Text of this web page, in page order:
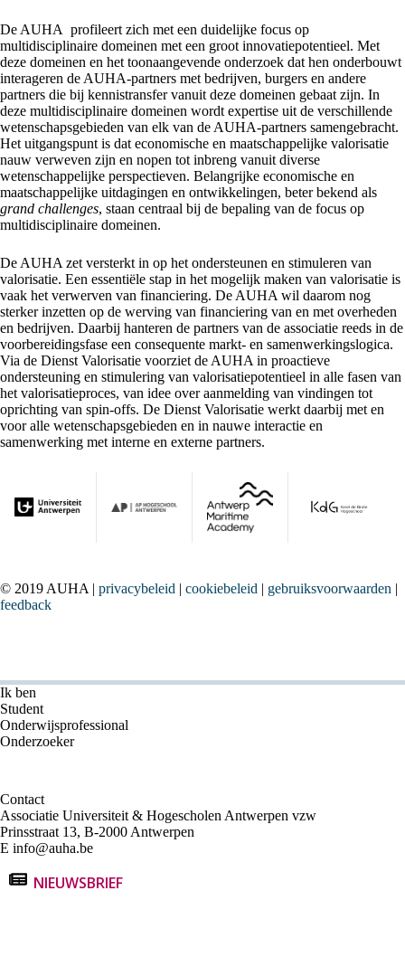
De AUHA profileert zich met een duidelijke focus op
multidisciplinaire domeinen met een groot innovatiepotentieel. Met
deze domeinen en het toonaangevende onderzoek dat hen onderbouwt
interageren de AUHA-partners met bedrijven, burgers en andere
partners die bij kennistransfer vanuit deze domeinen gebaat zijn. In
deze multidisciplinaire domeinen wordt expertise uit de verschillende
wetenschapsgebieden van elk van de AUHA-partners samengebracht.
Het uitgangspunt is dat economische en maatschappelijke valorisatie
nauw verweven zijn en nopen tot inbreng vanuit diverse
wetenschappelijke perspectieven. Belangrijke economische en
maatschappelijke uitdagingen en ontwikkelingen, beter bekend als
grand challenges, staan centraal bij de bepaling van de focus op
multidisciplinaire domeinen.
De AUHA zet versterkt in op het ondersteunen en stimuleren van
valorisatie. Een essentiële stap in het mogelijk maken van valorisatie is
vaak het verwerven van financiering. De AUHA wil daarom nog
sterker inzetten op de werving van financiering van en met overheden
en bedrijven. Daarbij hanteren de partners van de associatie reeds in de
voorbereidingsfase een consequente markt- en samenwerkingslogica.
Via de Dienst Valorisatie voorziet de AUHA in proactieve
ondersteuning en stimulering van valorisatiepotentieel in alle fasen van
het valorisatieproces, van idee over aanmelding van vindingen tot
oprichting van spin-offs. De Dienst Valorisatie werkt daarbij met en
voor alle wetenschapsgebieden en in nauwe interactie en
samenwerking met interne en externe partners.
© 2019 AUHA | privacybeleid | cookiebeleid | gebruiksvoorwaarden |
feedback
Ik ben
Student
Onderwijsprofessional
Onderzoeker
Contact
Associatie Universiteit & Hogescholen Antwerpen vzw
Prinsstraat 13, B-2000 Antwerpen
E info@auha.be
NIEUWSBRIEF